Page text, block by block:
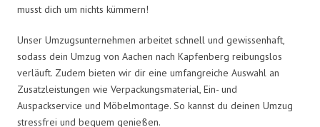
musst dich um nichts kümmern!
Unser Umzugsunternehmen arbeitet schnell und gewissenhaft,
sodass dein Umzug von Aachen nach Kapfenberg reibungslos
verläuft. Zudem bieten wir dir eine umfangreiche Auswahl an
Zusatzleistungen wie Verpackungsmaterial, Ein- und
Auspackservice und Möbelmontage. So kannst du deinen Umzug
stressfrei und bequem genießen.